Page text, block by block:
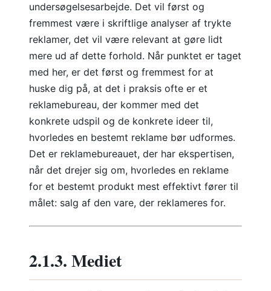
undersøgelsesarbejde. Det vil først og
fremmest være i skriftlige analyser af trykte
reklamer, det vil være relevant at gøre lidt
mere ud af dette forhold. Når punktet er taget
med her, er det først og fremmest for at
huske dig på, at det i praksis ofte er et
reklamebureau, der kommer med det
konkrete udspil og de konkrete ideer til,
hvorledes en bestemt reklame bør udformes.
Det er reklamebureauet, der har ekspertisen,
når det drejer sig om, hvorledes en reklame
for et bestemt produkt mest effektivt fører til
målet: salg af den vare, der reklameres for.
2.1.3. Mediet